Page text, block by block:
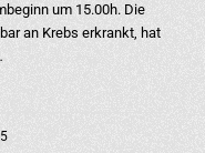
um 15.00h. Die
an Krebs erkrankt, hat